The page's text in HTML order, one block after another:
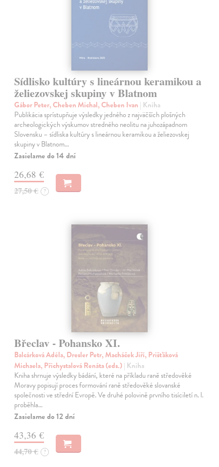
Sídlisko kultúry s lineárnou keramikou a
želiezovskej skupiny v Blatnom
Gábor Peter, Cheben Michal, Cheben Ivan | Kniha
Publikácia sprístupňuje výsledky jedného z najväčších plošných
archeologických výskumov stredného neolitu na juhozápadnom
Slovensku – sídliska kultúry s lineárnou keramikou a želiezovskej
skupiny v Blatnom…
Zasielame do 14 dní
26,68 €
27,50 € ?
Břeclav - Pohansko XI.
Balcárková Adéla, Dresler Petr, Macháček Jiří, Prišťáková
Michaela, Přichystalová Renáta (eds.)| Kniha
Kniha shrnuje výsledky bádání, které na příkladu raně středověké
Moravy popisují proces formování raně středověké slovanské
společnosti ve střední Evropě. Ve druhé polovině prvního tisíciletí n. l.
proběhla…
Zasielame do 12 dní
43,36 €
44,70 € ?